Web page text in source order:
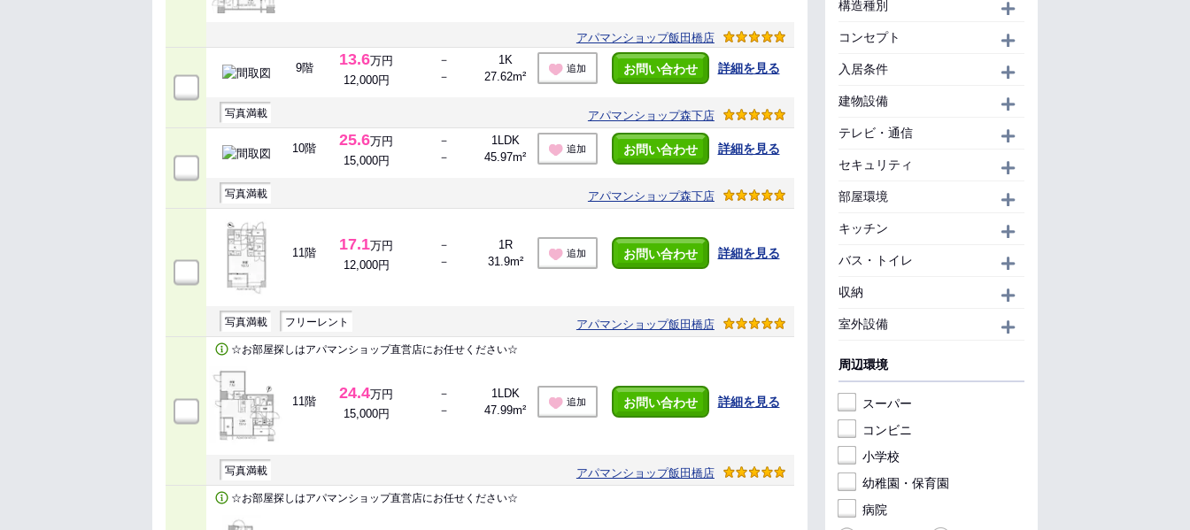
アパマンショップ飯田橋店
9階 13.6万円
12,000円
－
－
1K
27.62m²
追加 お問い合わせ 詳細を見る
写真満載 アパマンショップ森下店
10階 25.6万円
15,000円
－
－
1LDK
45.97m²
追加 お問い合わせ 詳細を見る
写真満載 アパマンショップ森下店
11階 17.1万円
12,000円
－
－
1R
31.9m²
追加 お問い合わせ 詳細を見る
写真満載 フリーレント アパマンショップ飯田橋店
☆お部屋探しはアパマンショップ直営店にお任せください☆
11階 24.4万円
15,000円
－
－
1LDK
47.99m²
追加 お問い合わせ 詳細を見る
写真満載 アパマンショップ飯田橋店
☆お部屋探しはアパマンショップ直営店にお任せください☆
構造種別
コンセプト
入居条件
建物設備
テレビ・通信
セキュリティ
部屋環境
キッチン
バス・トイレ
収納
室外設備
周辺環境
スーパー
コンビニ
小学校
幼稚園・保育園
病院